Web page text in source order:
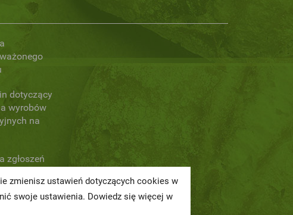
dotyczący
wyrobów
na
zgłoszeń
zmienisz ustawień dotyczących cookies w
swoje ustawienia. Dowiedz się więcej w